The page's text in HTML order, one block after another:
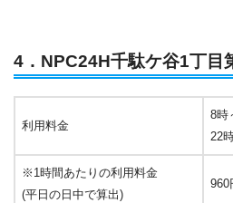
4．NPC24H千駄ケ谷1丁目
利用料金
8時
22
※1時間あたりの利用料金
(平日の日中で算出)
960